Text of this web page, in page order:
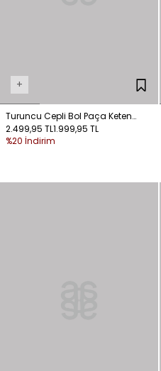
+
Turuncu Cepli Bol Paça Keten
Pantolon
2.499,95 TL1.999,95 TL
%20 İndirim